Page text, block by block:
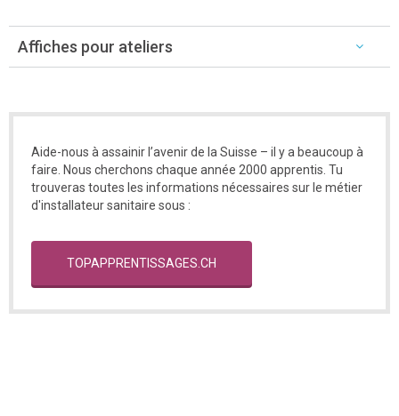
Affiches pour ateliers
Aide-nous à assainir l’avenir de la Suisse – il y a beaucoup à
faire. Nous cherchons chaque année 2000 apprentis. Tu
trouveras toutes les informations nécessaires sur le métier
d'installateur sanitaire sous :
TOPAPPRENTISSAGES.CH